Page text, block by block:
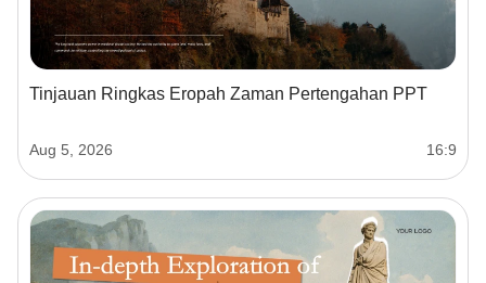
Tinjauan Ringkas Eropah Zaman Pertengahan PPT
Aug 5, 2026 16:9